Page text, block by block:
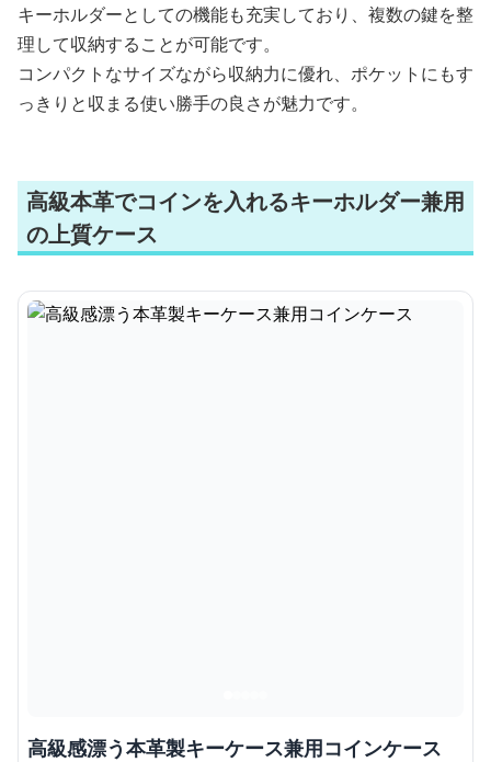
キーホルダーとしての機能も充実しており、複数の鍵を整
理して収納することが可能です。
コンパクトなサイズながら収納力に優れ、ポケットにもす
っきりと収まる使い勝手の良さが魅力です。
高級本革でコインを入れるキーホルダー兼用
の上質ケース
高級感漂う本革製キーケース兼用コインケース